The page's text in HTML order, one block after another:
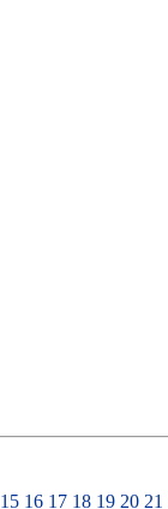
15 16 17 18 19 20 21